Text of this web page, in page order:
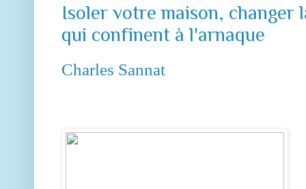
Isoler votre maison, changer
qui confinent à l'arnaque
Charles Sannat